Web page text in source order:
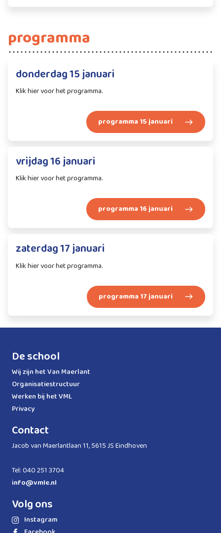
programma
donderdag 15 januari
Klik hier voor het programma.
programma 15 januari
vrijdag 16 januari
Klik hier voor het programma.
programma 16 januari
zaterdag 17 januari
Klik hier voor het programma.
programma 17 januari
De school
Wij zijn het Van Maerlant
Organisatiestructuur
Werken bij het VML
Privacy
Contact
Jacob van Maerlantlaan 11, 5615 JS Eindhoven
Tel: 040 251 3704
info@vmle.nl
Volg ons
Instagram